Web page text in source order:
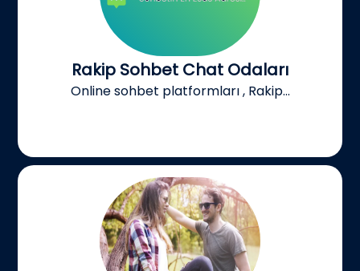
Rakip Sohbet Chat Odaları
Online sohbet platformları , Rakip...